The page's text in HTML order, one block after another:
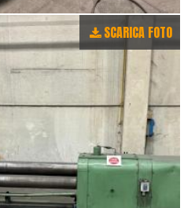
SCARICA FOTO